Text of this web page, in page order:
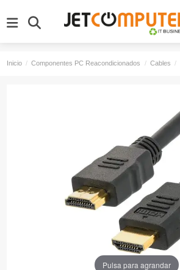
Inicio Componentes PC Reacondicionados Cables
Pulsa para agrandar